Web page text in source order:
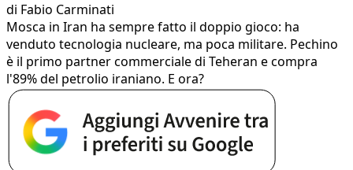
di Fabio Carminati
Mosca in Iran ha sempre fatto il doppio gioco: ha
venduto tecnologia nucleare, ma poca militare. Pechino
è il primo partner commerciale di Teheran e compra
l'89% del petrolio iraniano. E ora?